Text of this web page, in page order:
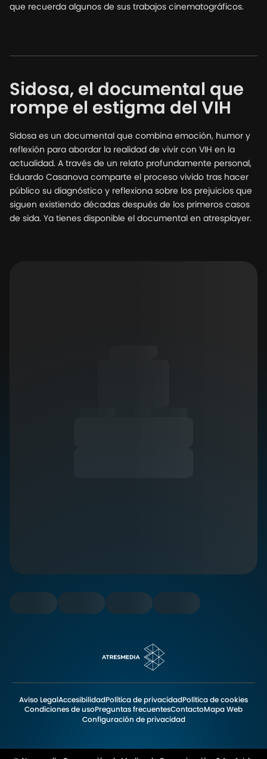
que recuerda algunos de sus trabajos cinematográficos.
Sidosa, el documental que
rompe el estigma del VIH
Sidosa es un documental que combina emoción, humor y
reflexión para abordar la realidad de vivir con VIH en la
actualidad. A través de un relato profundamente personal,
Eduardo Casanova comparte el proceso vivido tras hacer
público su diagnóstico y reflexiona sobre los prejuicios que
siguen existiendo décadas después de los primeros casos
de sida. Ya tienes disponible el documental en atresplayer.
Aviso LegalAccesibilidadPolítica de privacidadPolítica de cookies
Condiciones de usoPreguntas frecuentesContactoMapa Web
Configuración de privacidad